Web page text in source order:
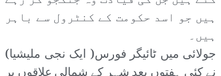
ہیں جو اسد حکومت کے کنٹرول سے باہر
ہیں۔
جولائی میں ٹائیگر فورس( ایک نجی ملیشیا)